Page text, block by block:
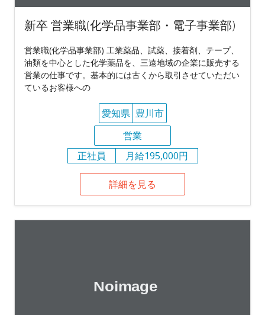
新卒 営業職(化学品事業部・電子事業部)
営業職(化学品事業部) 工業薬品、試薬、接着剤、テープ、
油類を中心とした化学薬品を、三遠地域の企業に販売する
営業の仕事です。基本的には古くから取引させていただい
ているお客様への
愛知県 豊川市
営業
正社員
月給195,000円
詳細を見る